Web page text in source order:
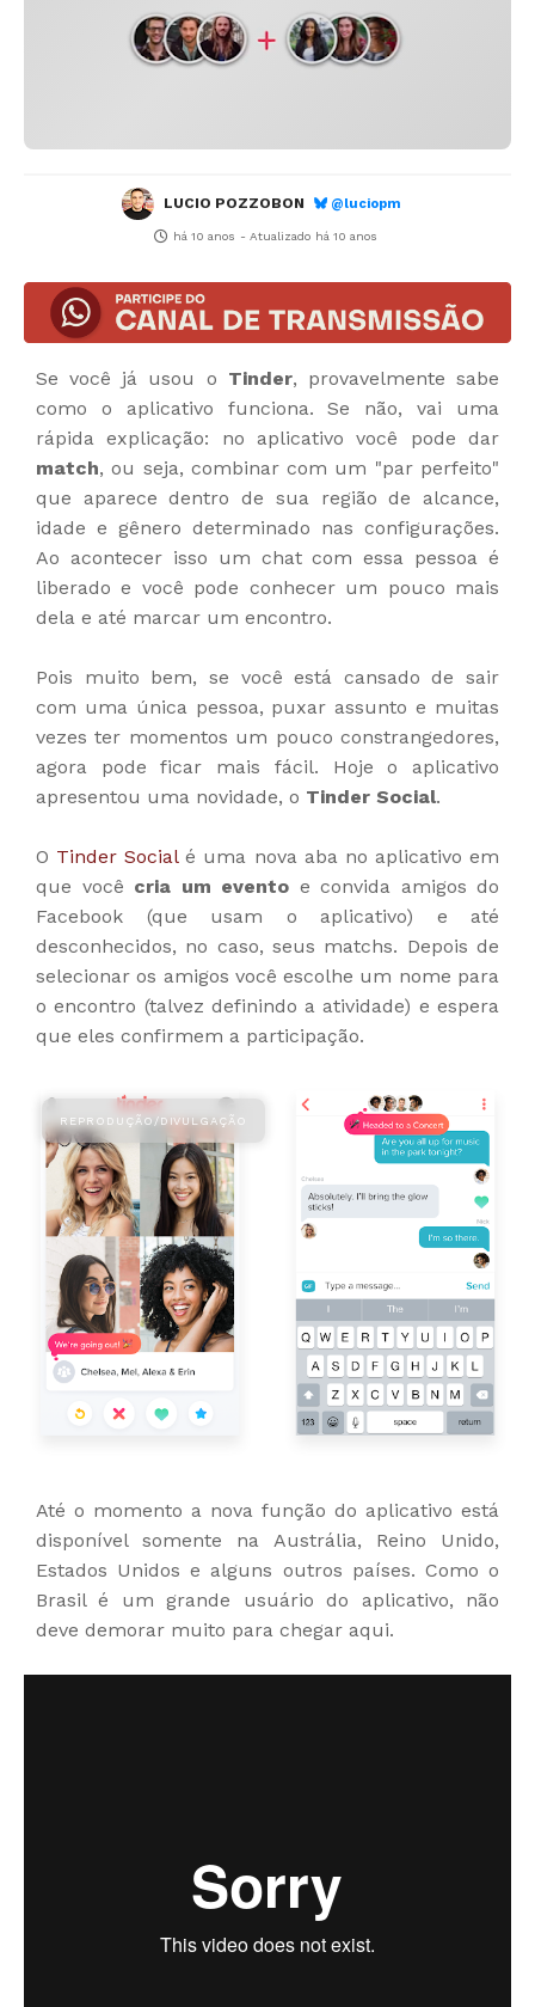
LUCIO POZZOBON @luciopm
há 10 anos - Atualizado há 10 anos
Se você já usou o Tinder, provavelmente sabe
como o aplicativo funciona. Se não, vai uma
rápida explicação: no aplicativo você pode dar
match, ou seja, combinar com um "par perfeito"
que aparece dentro de sua região de alcance,
idade e gênero determinado nas configurações.
Ao acontecer isso um chat com essa pessoa é
liberado e você pode conhecer um pouco mais
dela e até marcar um encontro.
Pois muito bem, se você está cansado de sair
com uma única pessoa, puxar assunto e muitas
vezes ter momentos um pouco constrangedores,
agora pode ficar mais fácil. Hoje o aplicativo
apresentou uma novidade, o Tinder Social.
O Tinder Socialé uma nova aba no aplicativo em
que você cria um evento e convida amigos do
Facebook (que usam o aplicativo) e até
desconhecidos, no caso, seus matchs. Depois de
selecionar os amigos você escolhe um nome para
o encontro (talvez definindo a atividade) e espera
que eles confirmem a participação.
Até o momento a nova função do aplicativo está
disponível somente na Austrália, Reino Unido,
Estados Unidos e alguns outros países. Como o
Brasil é um grande usuário do aplicativo, não
deve demorar muito para chegar aqui.